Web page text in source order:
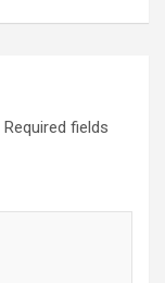
Required fields